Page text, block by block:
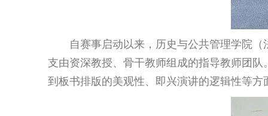
自赛事启动以来，历史与公共管理学院
支由资深教授、骨干教师组成的指导教师团
到板书排版的美观性、即兴演讲的逻辑性等